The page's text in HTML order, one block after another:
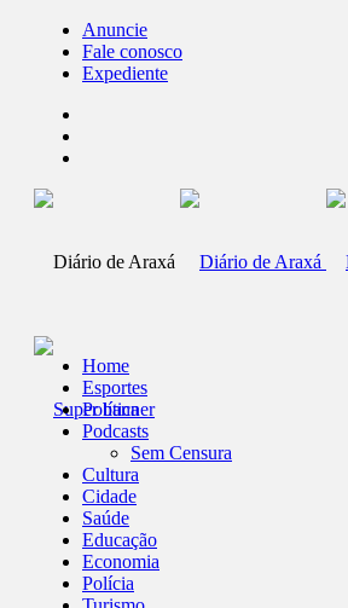
Anuncie
Fale conosco
Expediente
Home
Esportes
Política
Podcasts
Sem Censura
Cultura
Cidade
Saúde
Educação
Economia
Polícia